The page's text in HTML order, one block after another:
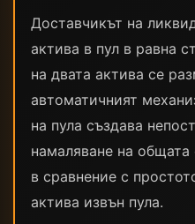
Доставчикът на
актива в пул в равна
на двата актива се
автоматичният
на пула създава
намаляване на общата
в сравнение с
актива извън пула.